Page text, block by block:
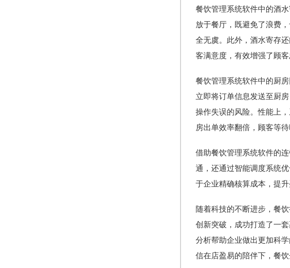
餐饮管理系统软件中的酒
放于餐厅，既避免了浪费
全无虞。此外，酒水寄存
客满意度，有效增强了顾客
餐饮管理系统软件中的厨
立即将订单信息发送至厨
操作失误的风险。性能上
房出单效率翻倍，顾客等
借助餐饮管理系统软件的
通，还通过智能调度系统
于企业精确核算成本，提
随着科技的不断进步，餐
创新突破，成功打造了一
分析帮助企业做出更加科
信在店盈易的陪伴下，餐